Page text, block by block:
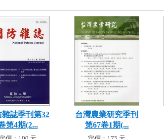
雜誌季刊第32
第4期(2...
台灣農業研究季刊
第67卷1期(...